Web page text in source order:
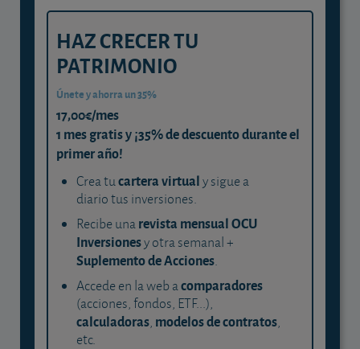
HAZ CRECER TU
PATRIMONIO
Únete y ahorra un 35%
17,00€/mes
1 mes gratis y ¡35% de descuento durante el
primer año!
Crea tucartera virtualy sigue a
diario tus inversiones.
Recibe unarevista mensual OCU
Inversionesy otra semanal +
Suplemento de Acciones.
Accede en la web acomparadores
(acciones, fondos, ETF...),
calculadoras, modelos de contratos,
etc.